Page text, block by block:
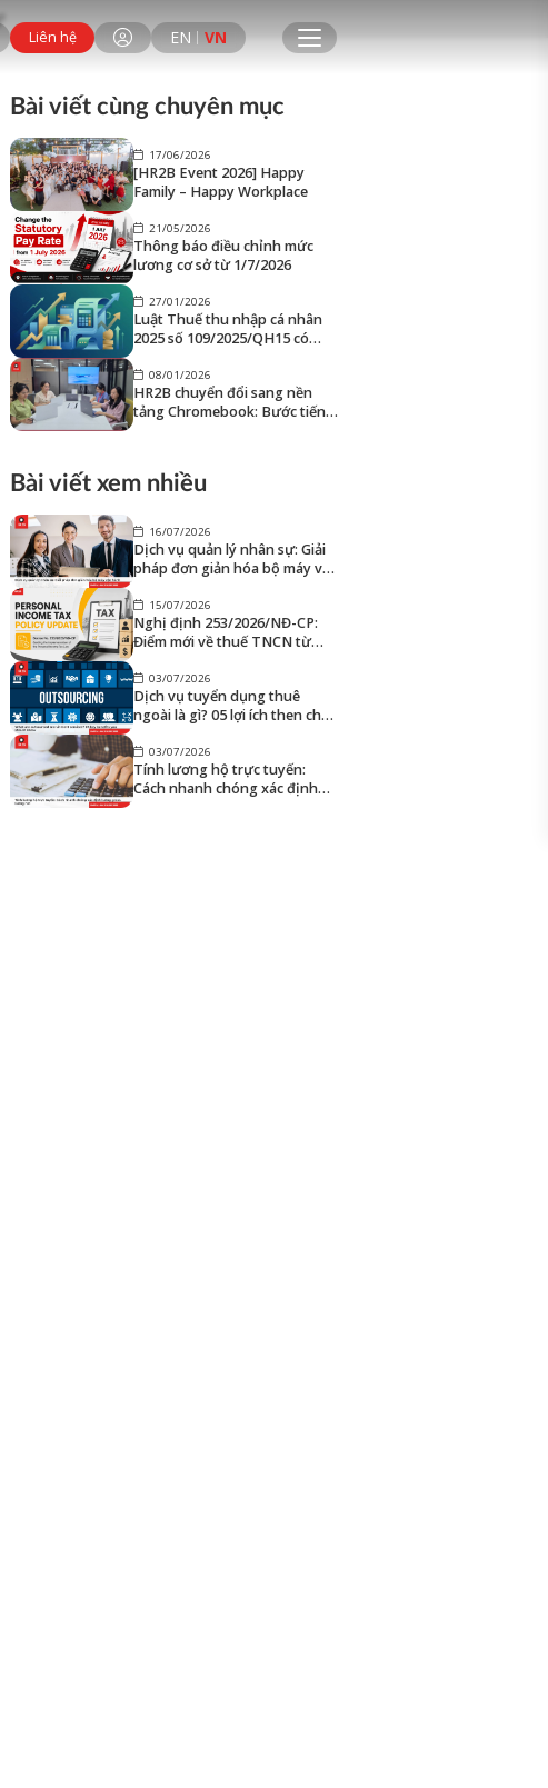
Liên hệ EN VN
Bài viết cùng chuyên mục
17/06/2026
[HR2B Event 2026] Happy
Family – Happy Workplace
21/05/2026
Thông báo điều chỉnh mức
lương cơ sở từ 1/7/2026
27/01/2026
Luật Thuế thu nhập cá nhân
2025 số 109/2025/QH15 có
08/01/2026
HR2B chuyển đổi sang nền
tảng Chromebook: Bước tiến
Bài viết xem nhiều
16/07/2026
Dịch vụ quản lý nhân sự: Giải
pháp đơn giản hóa bộ máy vận
15/07/2026
Nghị định 253/2026/NĐ-CP:
Điểm mới về thuế TNCN từ
03/07/2026
Dịch vụ tuyển dụng thuê
ngoài là gì? 05 lợi ích then chốt
03/07/2026
Tính lương hộ trực tuyến:
Cách nhanh chóng xác định